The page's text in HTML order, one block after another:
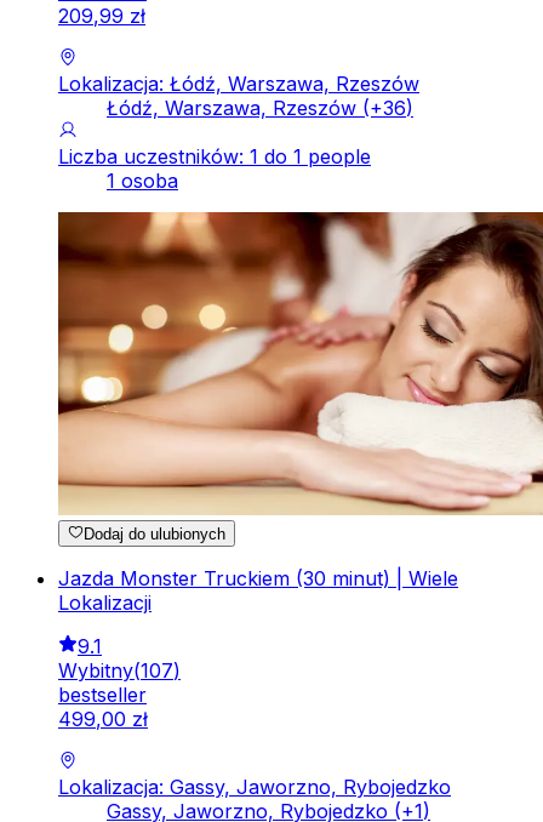
209,99 zł
Lokalizacja: Łódź, Warszawa, Rzeszów
Łódź, Warszawa, Rzeszów (+36)
Liczba uczestników: 1 do 1 people
1 osoba
Dodaj do ulubionych
Jazda Monster Truckiem (30 minut) | Wiele
Lokalizacji
9.1
Wybitny(107)
bestseller
499,00 zł
Lokalizacja: Gassy, Jaworzno, Rybojedzko
Gassy, Jaworzno, Rybojedzko (+1)